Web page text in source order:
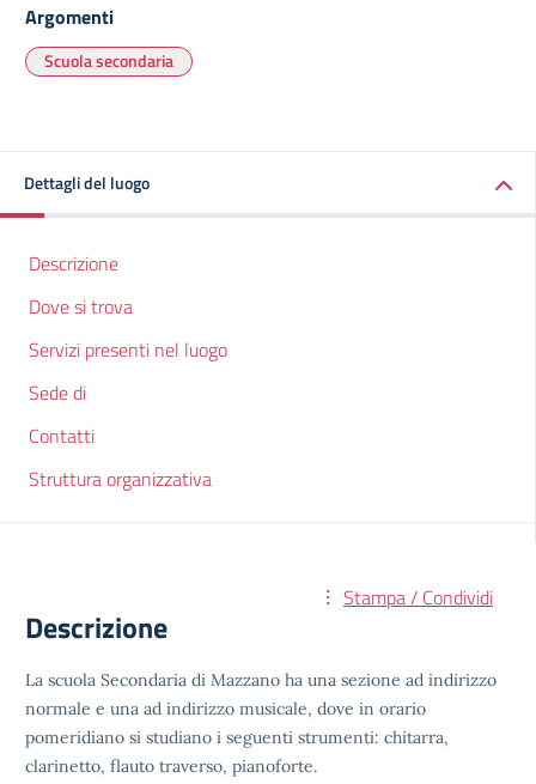
Argomenti
Scuola secondaria
Dettagli del luogo
Descrizione
Dove si trova
Servizi presenti nel luogo
Sede di
Contatti
Struttura organizzativa
Stampa / Condividi
Descrizione
La scuola Secondaria di Mazzano ha una sezione ad indirizzo
normale e una ad indirizzo musicale, dove in orario
pomeridiano si studiano i seguenti strumenti: chitarra,
clarinetto, flauto traverso, pianoforte.